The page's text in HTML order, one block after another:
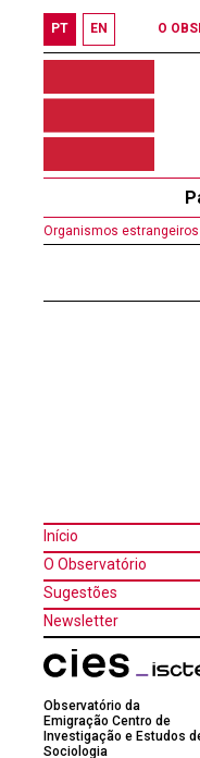
PT EN O
Organismos estrangeiros
Início
O Observatório
Sugestões
Newsletter
Observatório da
Emigração Centro de
Investigação e Estudos
Sociologia